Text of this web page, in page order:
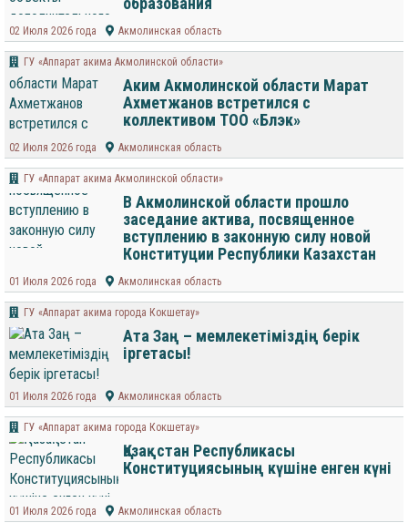
02 Июля 2026 года Акмолинская область
ГУ «Аппарат акима Акмолинской области»
Аким Акмолинской области Марат
Ахметжанов встретился с
коллективом ТОО «Блэк»
02 Июля 2026 года Акмолинская область
ГУ «Аппарат акима Акмолинской области»
В Акмолинской области прошло
заседание актива, посвященное
вступлению в законную силу новой
Конституции Республики Казахстан
01 Июля 2026 года Акмолинская область
ГУ «Аппарат акима города Кокшетау»
Ата Заң – мемлекетіміздің берік
іргетасы!
01 Июля 2026 года Акмолинская область
ГУ «Аппарат акима города Кокшетау»
Қазақстан Республикасы
Конституциясының күшіне енген күні
01 Июля 2026 года Акмолинская область